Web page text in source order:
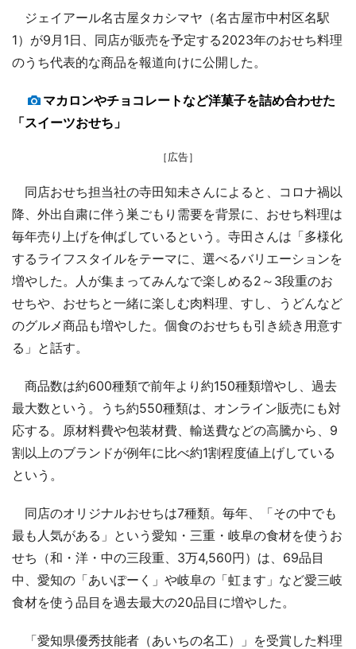
ジェイアール名古屋タカシマヤ（名古屋市中村区名駅
1）が9月1日、同店が販売を予定する2023年のおせち料理
のうち代表的な商品を報道向けに公開した。
マカロンやチョコレートなど洋菓子を詰め合わせた
「スイーツおせち」
［広告］
同店おせち担当社の寺田知未さんによると、コロナ禍以
降、外出自粛に伴う巣ごもり需要を背景に、おせち料理は
毎年売り上げを伸ばしているという。寺田さんは「多様化
するライフスタイルをテーマに、選べるバリエーションを
増やした。人が集まってみんなで楽しめる2～3段重のお
せちや、おせちと一緒に楽しむ肉料理、すし、うどんなど
のグルメ商品も増やした。個食のおせちも引き続き用意す
る」と話す。
商品数は約600種類で前年より約150種類増やし、過去
最大数という。うち約550種類は、オンライン販売にも対
応する。原材料費や包装材費、輸送費などの高騰から、9
割以上のブランドが例年に比べ約1割程度値上げしている
という。
同店のオリジナルおせちは7種類。毎年、「その中でも
最も人気がある」という愛知・三重・岐阜の食材を使うお
せち（和・洋・中の三段重、3万4,560円）は、69品目
中、愛知の「あいぽーく」や岐阜の「虹ます」など愛三岐
食材を使う品目を過去最大の20品目に増やした。
「愛知県優秀技能者（あいちの名工）」を受賞した料理